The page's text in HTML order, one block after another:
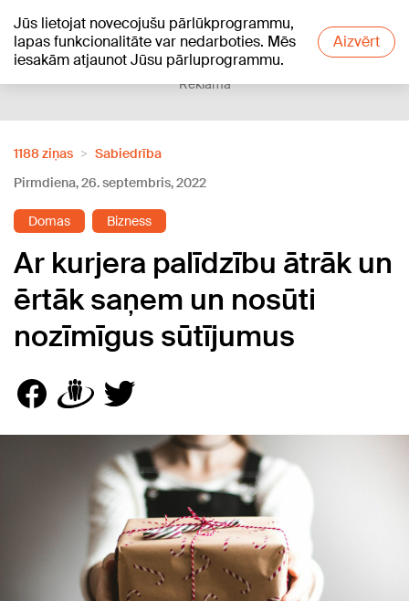
Jūs lietojat novecojušu pārlūkprogrammu,
lapas funkcionalitāte var nedarboties. Mēs
iesakām atjaunot Jūsu pārluprogrammu.
Aizvērt
+18°C
Reklāma
1188 ziņas
Sabiedrība
Pirmdiena, 26. septembris, 2022
Domas Bizness
Ar kurjera palīdzību ātrāk un
ērtāk saņem un nosūti
nozīmīgus sūtījumus